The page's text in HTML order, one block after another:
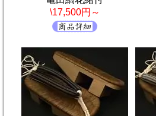
\17,500円～